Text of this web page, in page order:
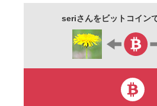
seriさんをビットコイン